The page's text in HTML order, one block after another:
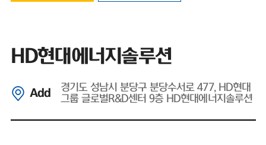
HD현대에너지솔루션
Add
경기도 성남시 분당구 분당수서로 477, HD현대
그룹 글로벌R&D센터 9층 HD현대에너지솔루션